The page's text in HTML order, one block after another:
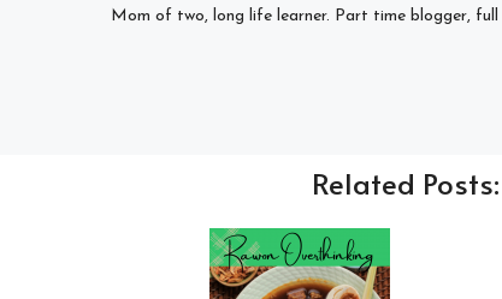
Mom of two, long life learner. Part time blogger,
Related Posts: